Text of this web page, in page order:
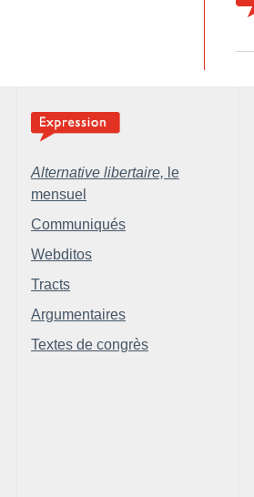
Alternative libertaire, le
mensuel
Communiqués
Webditos
Tracts
Argumentaires
Textes de congrès